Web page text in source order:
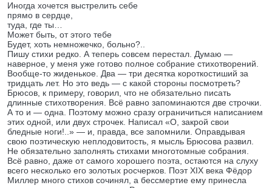
Иногда хочется выстрелить себе
прямо в сердце,
туда, где ты…
Может быть, от этого тебе
Будет, хоть немножечко, больно?..
Пишу стихи редко. А теперь совсем перестал. Думаю —
наверное, у меня уже готово полное собрание стихотворений.
Вообще-то жиденькое. Два — три десятка короткостиший за
тридцать лет. Но это ведь — с какой стороны посмотреть?
Брюсов, к примеру, говорил, что не обязательно писать
длинные стихотворения. Всё равно запоминаются две строчки.
А то и — одна. Поэтому можно сразу ограничиться написанием
этих одной, или двух строчек. Написал «О, закрой свои
бледные ноги!..» — и, правда, все запомнили. Оправдывая
свою поэтическую неплодовитость, я мысль Брюсова развил.
Не обязательно заполнять стихами многотомные собрания.
Всё равно, даже от самого хорошего поэта, остаются на слуху
всего несколько его золотых росчерков. Поэт XIX века Фёдор
Миллер много стихов сочинял, а бессмертие ему принесла